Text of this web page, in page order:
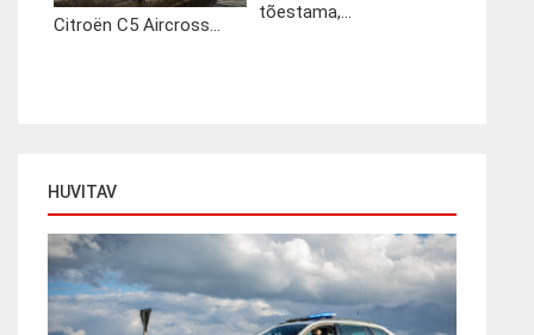
Citroën C5 Aircross...
tõestama,...
HUVITAV